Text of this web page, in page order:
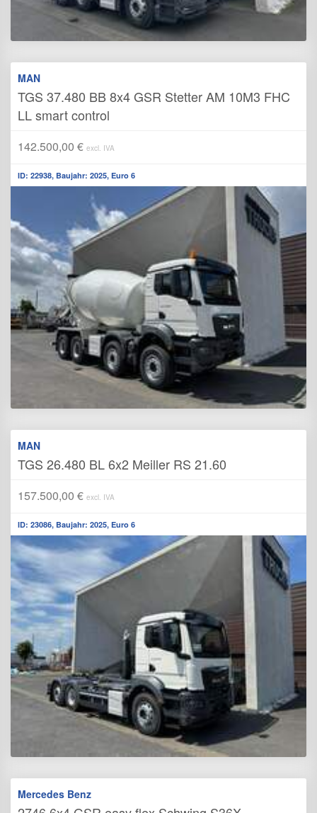
MAN
TGS 37.480 BB 8x4 GSR Stetter AM 10M3 FHC
LL smart control
142.500,00 € excl. IVA
ID: 22938, Baujahr: 2025, Euro 6
MAN
TGS 26.480 BL 6x2 Meiller RS 21.60
157.500,00 € excl. IVA
ID: 23086, Baujahr: 2025, Euro 6
Mercedes Benz